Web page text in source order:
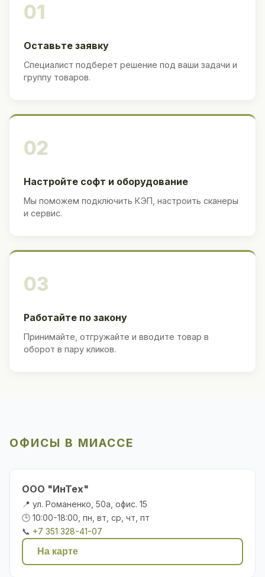
01
Оставьте заявку
Специалист подберет решение под ваши задачи и
группу товаров.
02
Настройте софт и оборудование
Мы поможем подключить КЭП, настроить сканеры
и сервис.
03
Работайте по закону
Принимайте, отгружайте и вводите товар в
оборот в пару кликов.
ОФИСЫ В МИАССЕ
ООО "ИнТех"
📍 ул. Романенко, 50а, офис. 15
🕒 10:00-18:00, пн, вт, ср, чт, пт
📞 +7 351 328-41-07
На карте